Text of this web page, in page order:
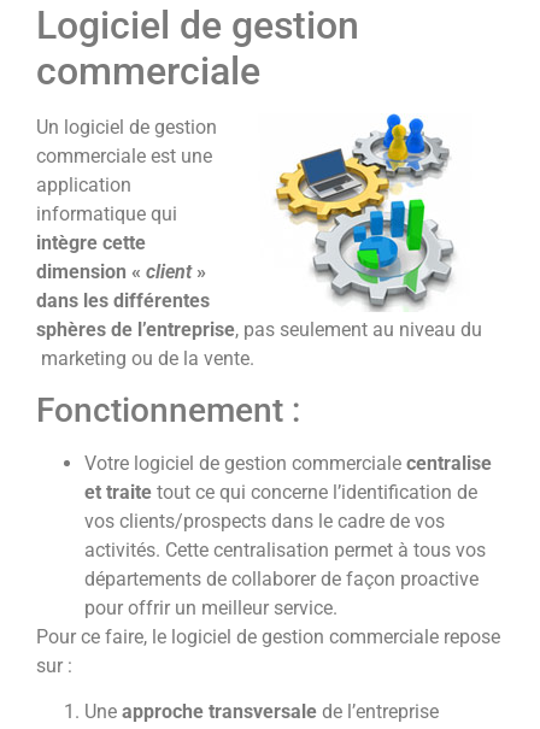
Logiciel de gestion
commerciale
Un logiciel de gestion
commerciale est une
application
informatique qui
intègre cette
dimension « client »
dans les différentes
sphères de l’entreprise, pas seulement au niveau du
marketing ou de la vente.
Fonctionnement :
Votre logiciel de gestion commerciale centralise
et traite tout ce qui concerne l’identification de
vos clients/prospects dans le cadre de vos
activités. Cette centralisation permet à tous vos
départements de collaborer de façon proactive
pour offrir un meilleur service.
Pour ce faire, le logiciel de gestion commerciale repose
sur :
Une approche transversale de l’entreprise